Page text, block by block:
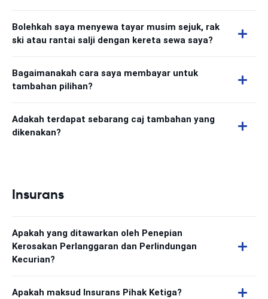
Bolehkah saya menyewa tayar musim sejuk, rak
ski atau rantai salji dengan kereta sewa saya?
Bagaimanakah cara saya membayar untuk
tambahan pilihan?
Adakah terdapat sebarang caj tambahan yang
dikenakan?
Insurans
Apakah yang ditawarkan oleh Penepian
Kerosakan Perlanggaran dan Perlindungan
Kecurian?
Apakah maksud Insurans Pihak Ketiga?